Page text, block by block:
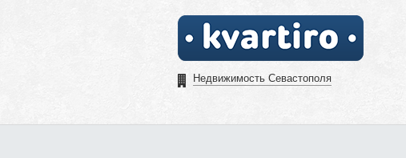
Недвижимость Севастополя